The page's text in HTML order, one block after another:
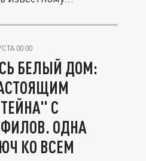
00:00
БЕЛЫЙ ДОМ:
С
ОДНА
КО ВСЕМ